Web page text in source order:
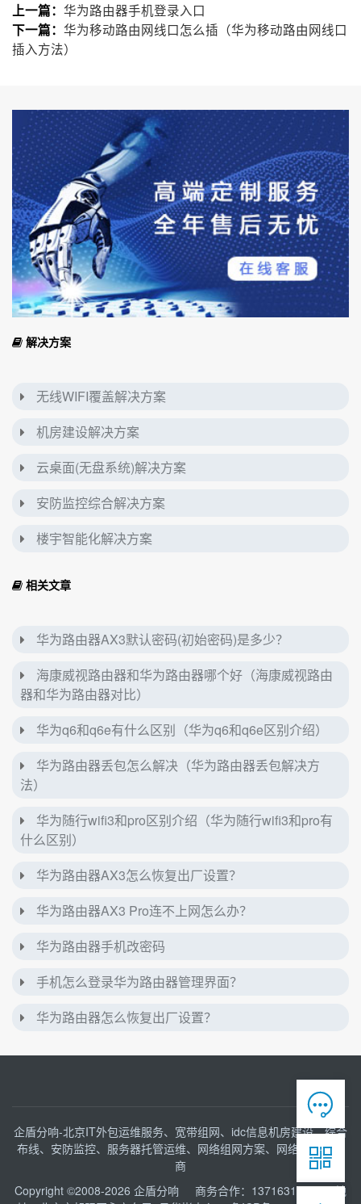
上一篇： 华为路由器手机登录入口
下一篇： 华为移动路由网线口怎么插（华为移动路由网线口
插入方法）
解决方案
无线WIFI覆盖解决方案
机房建设解决方案
云桌面(无盘系统)解决方案
安防监控综合解决方案
楼宇智能化解决方案
相关文章
华为路由器AX3默认密码(初始密码)是多少？
海康威视路由器和华为路由器哪个好（海康威视路由
器和华为路由器对比）
华为q6和q6e有什么区别（华为q6和q6e区别介绍）
华为路由器丢包怎么解决（华为路由器丢包解决方
法）
华为随行wifi3和pro区别介绍（华为随行wifi3和pro有
什么区别）
华为路由器AX3怎么恢复出厂设置？
华为路由器AX3 Pro连不上网怎么办？
华为路由器手机改密码
手机怎么登录华为路由器管理界面？
华为路由器怎么恢复出厂设置？
企盾分响-北京IT外包运维服务、宽带组网、idc信息机房建设、综合
布线、安防监控、服务器托管运维、网络组网方案、网络接入服务
商
Copyright ©2008-2026 企盾分响
商务合作：13716316153 地

